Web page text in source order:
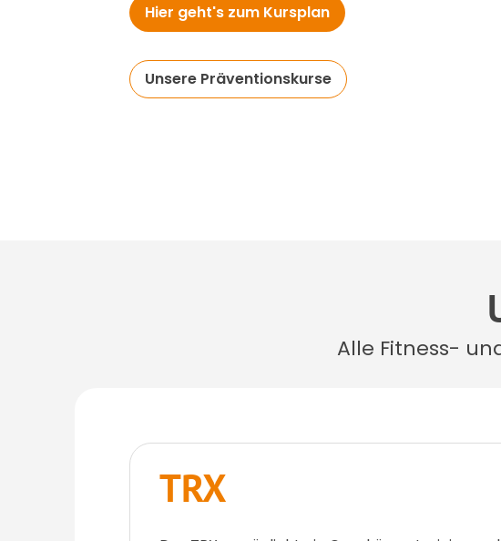
Hier geht's zum Kursplan
Unsere Präventionskurse
Alle Fitness-
TRX